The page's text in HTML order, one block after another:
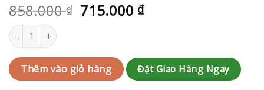
858.000₫ 715.000 ₫
Giỏ hoa sinh nhật | RAK-AK683 số lượng
Thêm vào giỏ hàng Đặt Giao Hàng Ngay